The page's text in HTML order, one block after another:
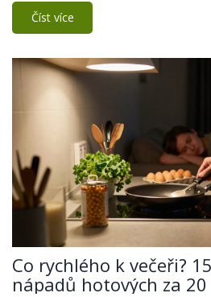
Číst více
Co rychlého k večeři?
nápadů hotových za